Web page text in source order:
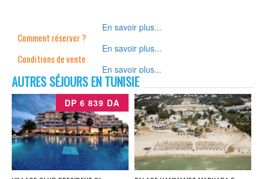
En savoir plus...
Comment réserver ?
En savoir plus...
Conditions de vente
En savoir plus...
AUTRES SÉJOURS EN TUNISIE
DP 6 839 DA